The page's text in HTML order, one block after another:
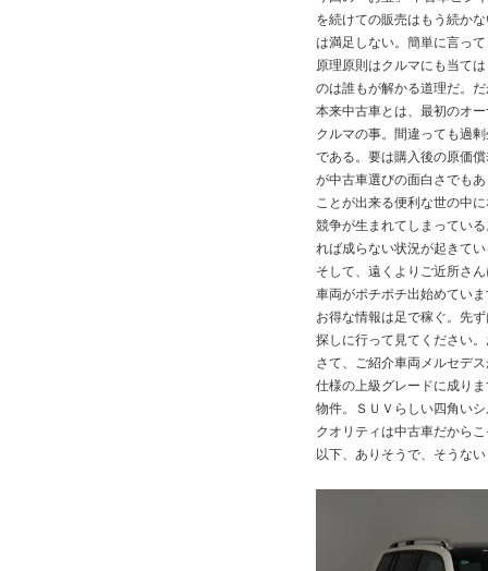
を続けての販売はもう続か
は満足しない。簡単に言っ
原理原則はクルマにも当て
のは誰もが解かる道理だ。
本来中古車とは、最初のオ
クルマの事。間違っても過
である。要は購入後の原価
が中古車選びの面白さでも
ことが出来る便利な世の中
競争が生まれてしまってい
れば成らない状況が起きて
そして、遠くよりご近所さ
車両がポチポチ出始めてい
お得な情報は足で稼ぐ。先
探しに行って見てください
さて、ご紹介車両メルセデ
仕様の上級グレードに成り
物件。ＳＵＶらしい四角い
クオリティは中古車だから
以下、ありそうで、そうな